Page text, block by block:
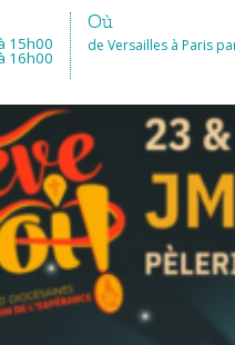
15h00
16h00
Où
de Versailles à Paris